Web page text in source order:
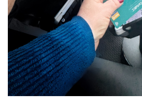
Posted by
editor